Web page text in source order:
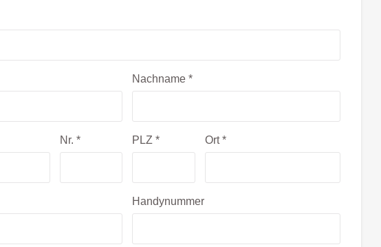
Nachname*
Nr. * PLZ* Ort*
Handynummer